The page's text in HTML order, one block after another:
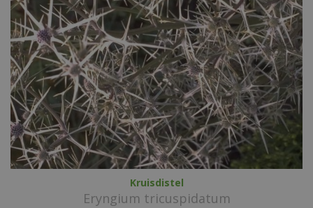
Kruisdistel
Eryngium tricuspidatum